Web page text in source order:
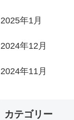
2025年1月
2024年12月
2024年11月
カテゴリー